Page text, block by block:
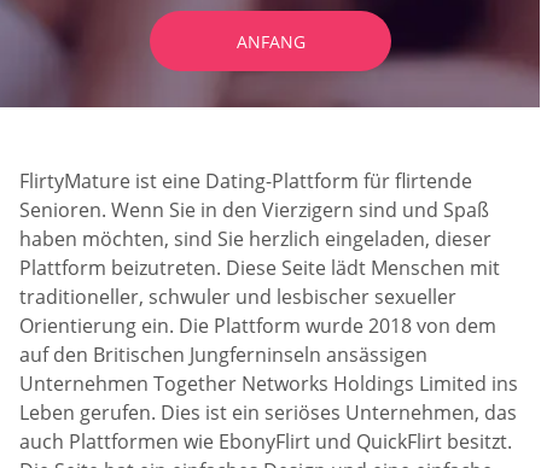
ANFANG
FlirtyMature ist eine Dating-Plattform für flirtende
Senioren. Wenn Sie in den Vierzigern sind und Spaß
haben möchten, sind Sie herzlich eingeladen, dieser
Plattform beizutreten. Diese Seite lädt Menschen mit
traditioneller, schwuler und lesbischer sexueller
Orientierung ein. Die Plattform wurde 2018 von dem
auf den Britischen Jungferninseln ansässigen
Unternehmen Together Networks Holdings Limited ins
Leben gerufen. Dies ist ein seriöses Unternehmen, das
auch Plattformen wie EbonyFlirt und QuickFlirt besitzt.